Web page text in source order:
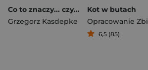
Co to znaczy... czyli 101 zabawnych historyjek, które pozwolą zrozumieć znaczenie niektórych powiedzeń
Grzegorz Kasdepke
Kot w butach
6,5 (85)